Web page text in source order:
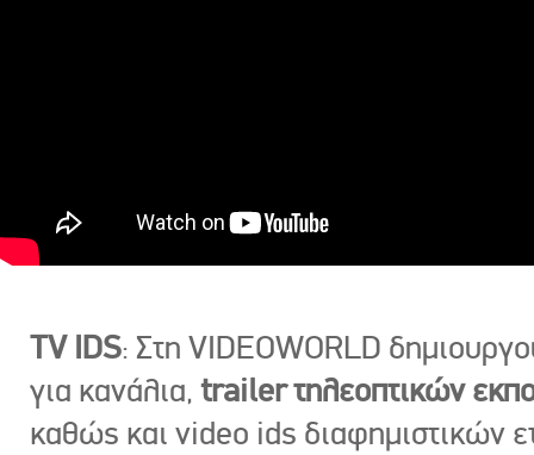
TV IDS: Στη VIDEOWORLD
για κανάλια, trailer τηλεοπτικών
καθώς και video ids διαφημιστικών